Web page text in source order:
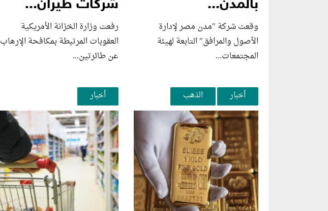
بالمدن...
وقعت شركة "مدن مصر لإدارة
الأصول والمرافق" التابعة لهيئة
المجتمعات...
شركات طيران...
رفعت وزارة الخزانة الأمريكية
العقوبات المرتبطة بمكافحة الإرهاب
عن طائرتين...
أخبار
الذهب أخبار